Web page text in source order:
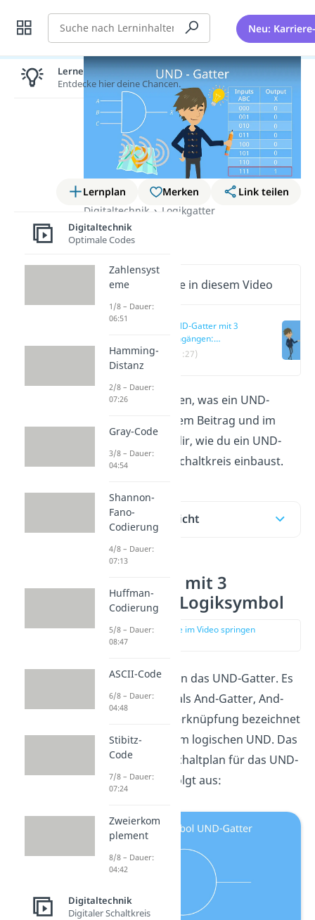
Suche Neu:
Lernplan Merken
Link teilen
Digitaltechnik
Logikgatter
UND-Gatter
Wichtige Inhalte in diesem Video
UND-Gatter mit 3
Eingängen:
Logiksymbol
(01:27)
Du möchtest wissen, was ein UND-
Gatter ist? In diesem Beitrag und im
Videozeigen wir dir, wie du ein UND-
Gatter in deinen Schaltkreis einbaust.
Inhaltsübersicht
UND-Gatter mit 3
Eingängen: Logiksymbol
zur Stelle im Video springen
Wir betrachten nun das UND-Gatter. Es
wird auch häufig als And-Gatter, And-
Logik oder And-Verknüpfung bezeichnet
und entspricht dem logischen UND. Das
Logiksymbol im Schaltplan für das UND-
Gatter sieht wie folgt aus:
Lernen lohnt sich!
Entdecke hier deine Chancen.
Digitaltechnik
Optimale Codes
Zahlensyst
eme
1/8 – Dauer:
06:51
Hamming-
Distanz
2/8 – Dauer:
07:26
Gray-Code
3/8 – Dauer:
04:54
Shannon-
Fano-
Codierung
4/8 – Dauer:
07:13
Huffman-
Codierung
5/8 – Dauer:
08:47
ASCII-Code
6/8 – Dauer:
04:48
Stibitz-
Code
7/8 – Dauer:
07:24
Zweierkom
plement
8/8 – Dauer:
04:42
Digitaltechnik
Digitaler Schaltkreis